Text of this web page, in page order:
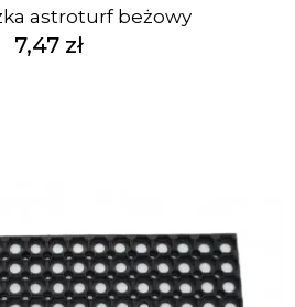
astroturf beżowy
7,47 zł